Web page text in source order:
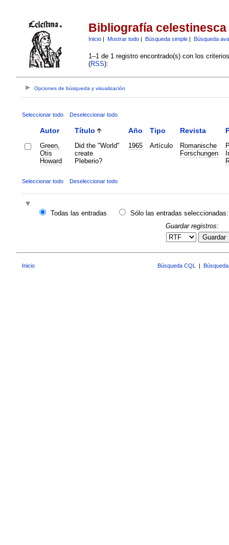
Bibliografía celestinesca
Inicio| Mostrar todo| Búsqueda simple| Búsqueda
1–1 de 1 registro encontrado(s) con los
(RSS):
Opciones de búsqueda y visualización
Seleccionar todo Deseleccionar todo
Autor Título Año Tipo Revista
Green,
Otis
Howard
Did the "World"
create
Pleberio?
1965 Artículo
Romanische
Forschungen
Seleccionar todo Deseleccionar todo
Todas las entradas
Sólo las entradas seleccionadas:
Guardar registros:
Guardar
Inicio Búsqueda CQL